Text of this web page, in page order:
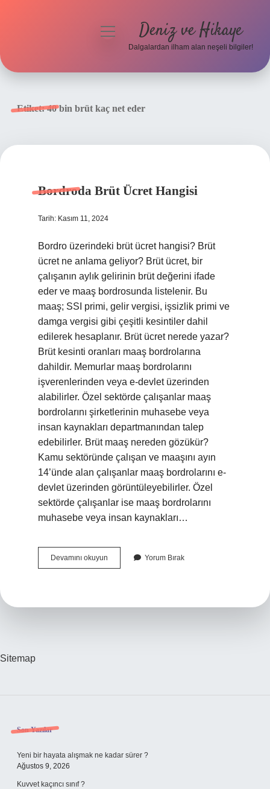
menüyü
Deniz ve Hikaye
Dalgalardan ilham alan neşeli bilgiler!
Etiket:40 bin brüt kaç net eder
Bordroda Brüt Ücret Hangisi
Tarih: Kasım 11, 2024
Bordro üzerindeki brüt ücret hangisi? Brüt
ücret ne anlama geliyor? Brüt ücret, bir
çalışanın aylık gelirinin brüt değerini ifade
eder ve maaş bordrosunda listelenir. Bu
maaş; SSI primi, gelir vergisi, işsizlik primi ve
damga vergisi gibi çeşitli kesintiler dahil
edilerek hesaplanır. Brüt ücret nerede yazar?
Brüt kesinti oranları maaş bordrolarına
dahildir. Memurlar maaş bordrolarını
işverenlerinden veya e-devlet üzerinden
alabilirler. Özel sektörde çalışanlar maaş
bordrolarını şirketlerinin muhasebe veya
insan kaynakları departmanından talep
edebilirler. Brüt maaş nereden gözükür?
Kamu sektöründe çalışan ve maaşını ayın
14’ünde alan çalışanlar maaş bordrolarını e-
devlet üzerinden görüntüleyebilirler. Özel
sektörde çalışanlar ise maaş bordrolarını
muhasebe veya insan kaynakları…
Devamını okuyun Bordroda
Brüt
Yorum Bırak
Sitemap
Sidebar
Son Yazılar
Yeni bir hayata alışmak ne kadar sürer ?
Ağustos 9, 2026
Kuvvet kaçıncı sınıf ?